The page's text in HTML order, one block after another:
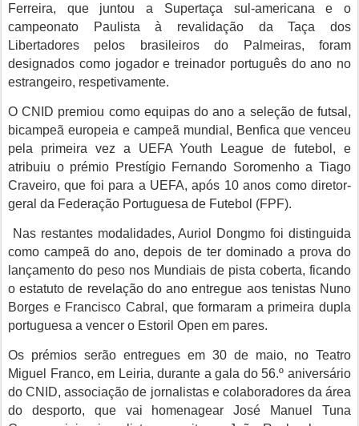
Ferreira, que juntou a Supertaça sul-americana e o
campeonato Paulista à revalidação da Taça dos
Libertadores pelos brasileiros do Palmeiras, foram
designados como jogador e treinador português do ano no
estrangeiro, respetivamente.
O CNID premiou como equipas do ano a seleção de futsal,
bicampeã europeia e campeã mundial, Benfica que venceu
pela primeira vez a UEFA Youth League de futebol, e
atribuiu o prémio Prestígio Fernando Soromenho a Tiago
Craveiro, que foi para a UEFA, após 10 anos como diretor-
geral da Federação Portuguesa de Futebol (FPF).
Nas restantes modalidades, Auriol Dongmo foi distinguida
como campeã do ano, depois de ter dominado a prova do
lançamento do peso nos Mundiais de pista coberta, ficando
o estatuto de revelação do ano entregue aos tenistas Nuno
Borges e Francisco Cabral, que formaram a primeira dupla
portuguesa a vencer o Estoril Open em pares.
Os prémios serão entregues em 30 de maio, no Teatro
Miguel Franco, em Leiria, durante a gala do 56.º aniversário
do CNID, associação de jornalistas e colaboradores da área
do desporto, que vai homenagear José Manuel Tuna